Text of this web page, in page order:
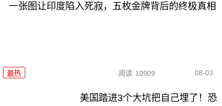
一张图让印度陷入死寂，五枚金牌背后的终极真相
最热 阅读 10909 08-03
美国踏进3个大坑把自己埋了！恐